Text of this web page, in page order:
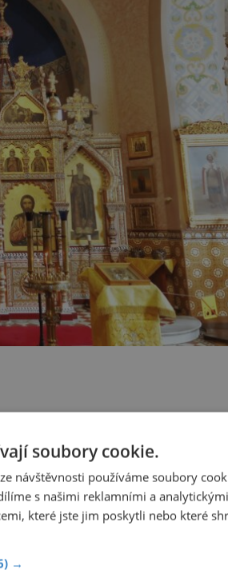
docela složité. Když
dost peněz, banka
druhý pokus už vyšel.
soubory cookie.
návštěvnosti používáme soubory
s našimi reklamními a
které jste jim poskytli nebo které
→